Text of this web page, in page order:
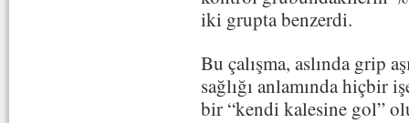
iki grupta benzerdi.
Bu çalışma, aslında grip
sağlığı anlamında hiçbir
bir “kendi kalesine gol”